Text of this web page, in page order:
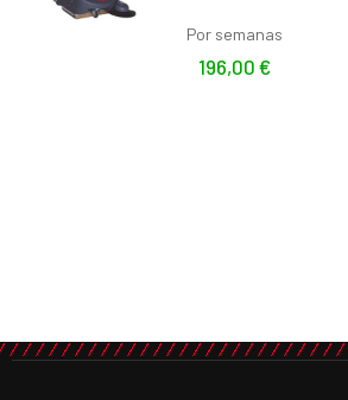
Por semanas
196,00 €